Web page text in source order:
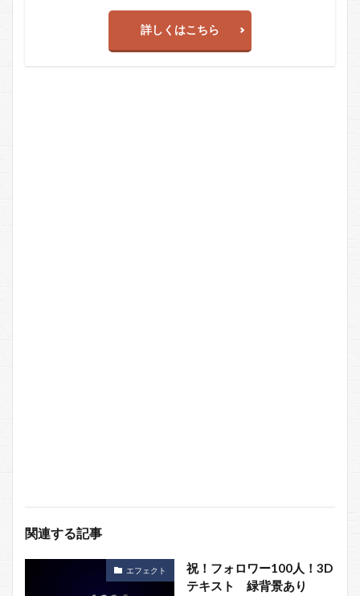
詳しくはこちら
関連する記事
エフェクト
祝！フォロワー100人！3D
テキスト 緑背景あり